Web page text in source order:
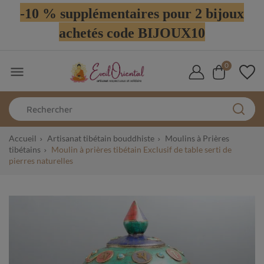
-10 % supplémentaires pour 2 bijoux
achetés code BIJOUX10
 0
Accueil Artisanat tibétain bouddhiste
Moulins à Prières
tibétains
Moulin à prières tibétain Exclusif de table serti de
pierres naturelles